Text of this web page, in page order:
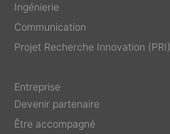
Ingénierie
Communication
Projet Recherche Innovation (PRI)
Entreprise
Devenir partenaire
Être accompagné